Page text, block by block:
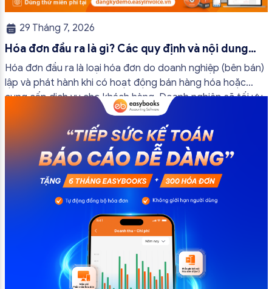
29 Tháng 7, 2026
Hóa đơn đầu ra là gì? Các quy định và nội dung
bắt buộc mới nhất
Hóa đơn đầu ra là loại hóa đơn do doanh nghiệp (bên bán)
lập và phát hành khi có hoạt động bán hàng hóa hoặc
cung cấp dịch vụ cho khách hàng. Doanh nghiệp sẽ tối ưu
quy trình vận hành và tránh được những án phạt hành
chính không đáng có nếu nắm rõ […]